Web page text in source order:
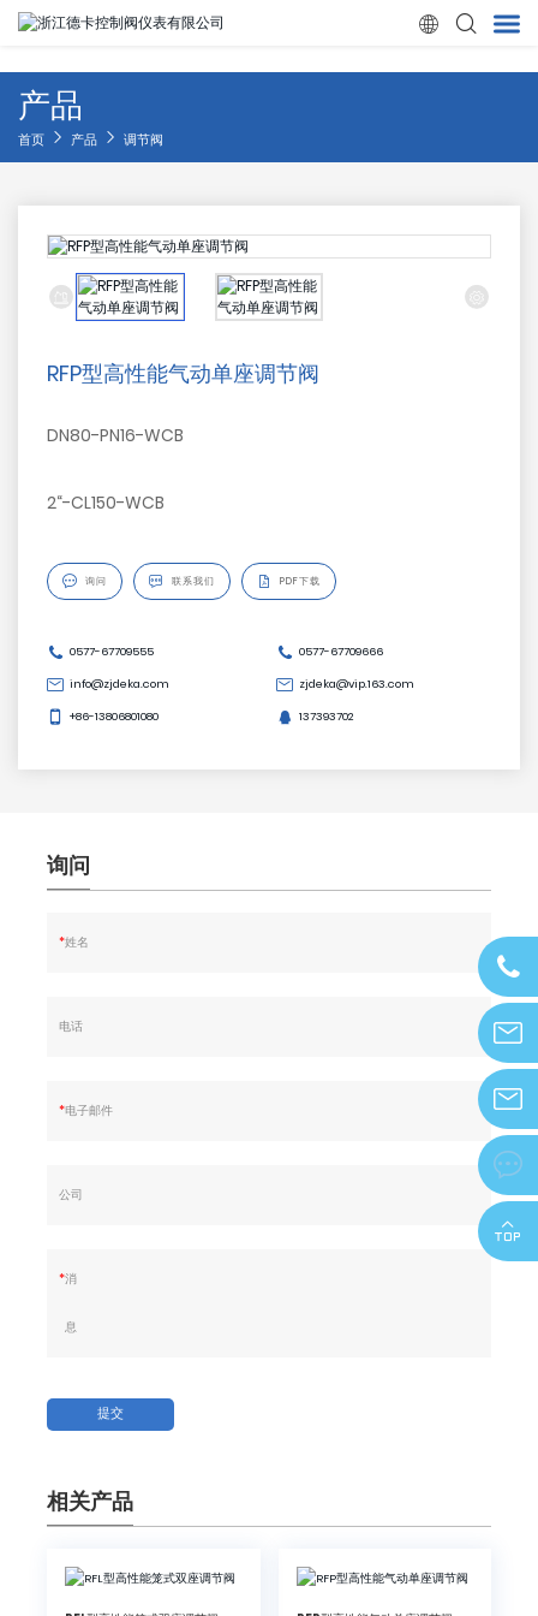
首页
关于我们
质量管理

产品
首页 产品 调节阀
RFP型高性能气动单座调节阀
DN80-PN16-WCB
2“-CL150-WCB
 询问  联系我们 PDF下载
0577-67709555 0577-67709666
info@zjdeka.com zjdeka@vip.163.com
+86-13806801080 137393702
询问
*姓名
电话
*电子邮件
公司
*消
息
提交
相关产品
0577-
